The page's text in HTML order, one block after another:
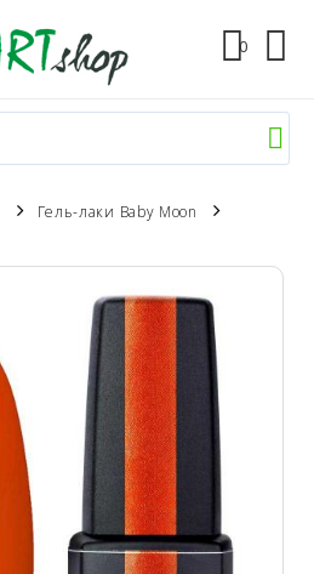
0
Гель-лаки Baby Moon